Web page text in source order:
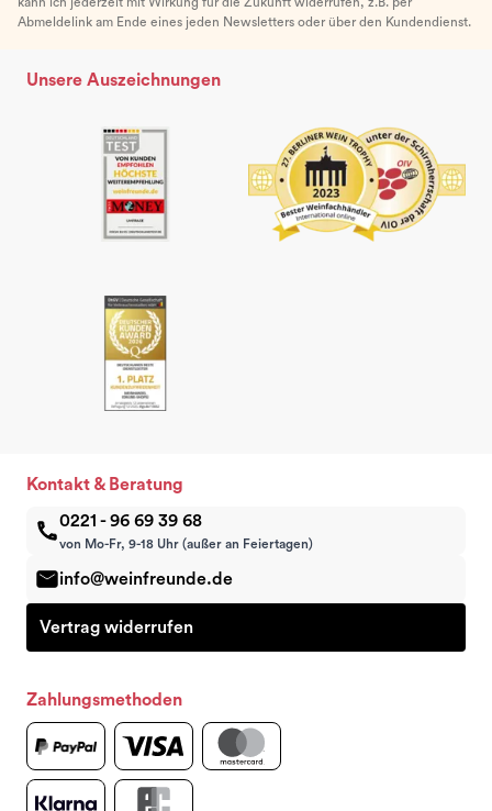
Abmeldelink am Ende eines jeden Newsletters oder über den Kundendienst.
Unsere Auszeichnungen
Kontakt & Beratung
0221 - 96 69 39 68
von Mo-Fr, 9-18 Uhr (außer an Feiertagen)
info@weinfreunde.de
Vertrag widerrufen
Zahlungsmethoden